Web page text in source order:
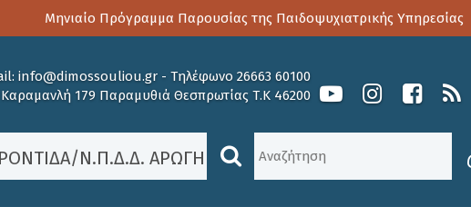
Μηνιαίο Πρόγραμμα Παρουσίας της Παιδοψυχιατρικής Υπηρεσίας
info@dimossouliou.gr - Τηλέφωνο 26663 60100
179 Παραμυθιά Θεσπρωτίας Τ.Κ 46200
/Ν.Π.Δ.Δ. ΑΡΩΓΗ ΑΠΟΤΕΛΈΣΜΑΤΑ 2/2012